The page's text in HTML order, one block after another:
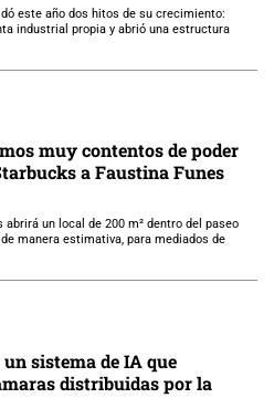
este año dos hitos de su crecimiento:
industrial propia y abrió una estructura
muy contentos de poder
a Faustina Funes
un local de 200 m² dentro del paseo
manera estimativa, para mediados de
sistema de IA que
distribuidas por la